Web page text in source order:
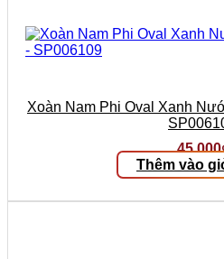
Xoàn Nam Phi Oval Xanh
45.000
Thêm vào